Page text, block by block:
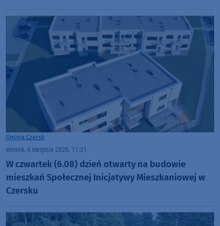
Gmina Czersk
wtorek, 4 sierpnia 2026, 11:31
W czwartek (6.08) dzień otwarty na budowie
mieszkań Społecznej Inicjatywy Mieszkaniowej w
Czersku